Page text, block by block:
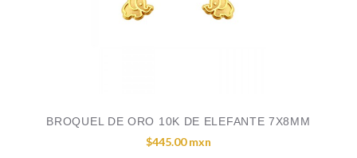
BROQUEL DE ORO 10K DE ELEFANTE 7X8MM
$445.00 mxn